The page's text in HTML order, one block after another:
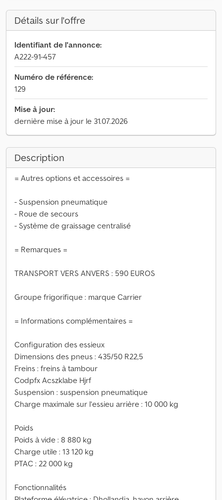
Détails sur l'offre
Identifiant de l'annonce:
A222-91-457
Numéro de référence:
129
Mise à jour:
dernière mise à jour le 31.07.2026
Description
= Autres options et accessoires =
- Suspension pneumatique
- Roue de secours
- Système de graissage centralisé
= Remarques =
TRANSPORT VERS ANVERS : 590 EUROS
Groupe frigorifique : marque Carrier
= Informations complémentaires =
Configuration des essieux
Dimensions des pneus : 435/50 R22,5
Freins : freins à tambour
Codpfx Acszklabe Hjrf
Suspension : suspension pneumatique
Charge maximale sur l’essieu arrière : 10 000 kg
Poids
Poids à vide : 8 880 kg
Charge utile : 13 120 kg
PTAC : 22 000 kg
Fonctionnalités